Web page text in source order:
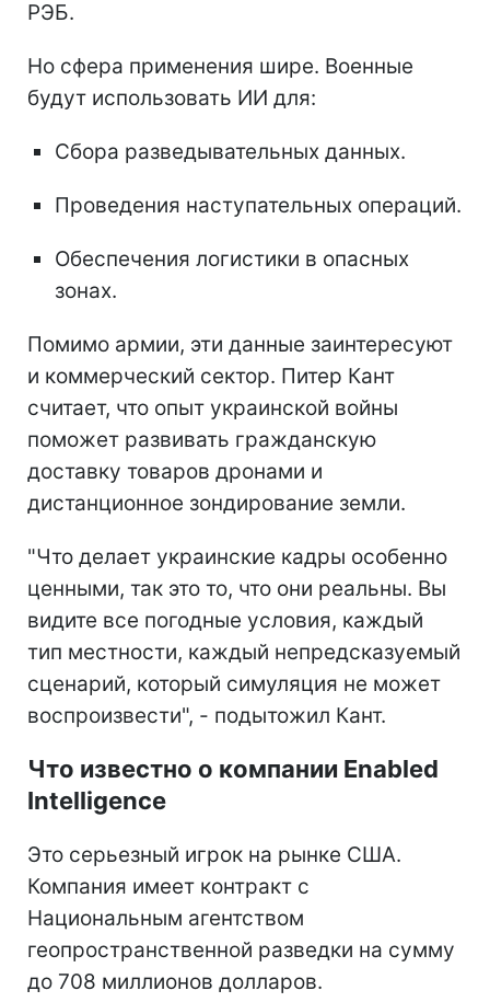
РЭБ.
Но сфера применения шире. Военные
будут использовать ИИ для:
Сбора разведывательных данных.
Проведения наступательных операций.
Обеспечения логистики в опасных
зонах.
Помимо армии, эти данные заинтересуют
и коммерческий сектор. Питер Кант
считает, что опыт украинской войны
поможет развивать гражданскую
доставку товаров дронами и
дистанционное зондирование земли.
"Что делает украинские кадры особенно
ценными, так это то, что они реальны. Вы
видите все погодные условия, каждый
тип местности, каждый непредсказуемый
сценарий, который симуляция не может
воспроизвести", - подытожил Кант.
Что известно о компании Enabled
Intelligence
Это серьезный игрок на рынке США.
Компания имеет контракт с
Национальным агентством
геопространственной разведки на сумму
до 708 миллионов долларов.